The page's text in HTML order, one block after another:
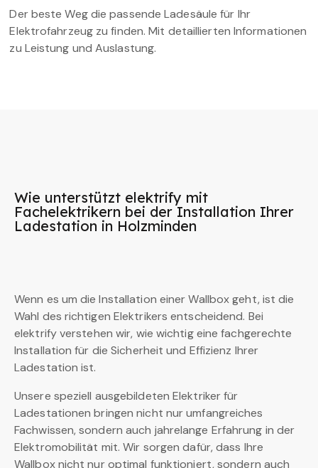
Der beste Weg die passende Ladesäule für Ihr
Elektrofahrzeug zu finden. Mit detaillierten Informationen
zu Leistung und Auslastung.
Wie unterstützt elektrify mit
Fachelektrikern bei der Installation Ihrer
Ladestation in Holzminden
Wenn es um die Installation einer Wallbox geht, ist die
Wahl des richtigen Elektrikers entscheidend. Bei
elektrify verstehen wir, wie wichtig eine fachgerechte
Installation für die Sicherheit und Effizienz Ihrer
Ladestation ist.
Unsere speziell ausgebildeten Elektriker für
Ladestationen bringen nicht nur umfangreiches
Fachwissen, sondern auch jahrelange Erfahrung in der
Elektromobilität mit. Wir sorgen dafür, dass Ihre
Wallbox nicht nur optimal funktioniert, sondern auch